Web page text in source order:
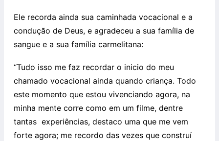
Ele recorda ainda sua caminhada vocacional e a
condução de Deus, e agradeceu a sua família de
sangue e a sua família carmelitana:
“Tudo isso me faz recordar o inicio do meu
chamado vocacional ainda quando criança. Todo
este momento que estou vivenciando agora, na
minha mente corre como em um filme, dentre
tantas experiências, destaco uma que me vem
forte agora; me recordo das vezes que construí